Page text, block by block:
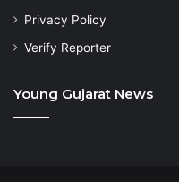
Privacy Policy
Verify Reporter
Young Gujarat News